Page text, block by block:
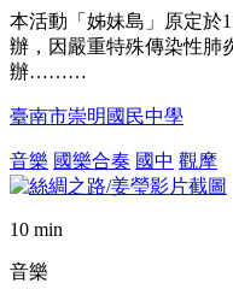
本活動「姊妹島」原定於
辦，因嚴重特殊傳染性肺
辦………
臺南市崇明國民中學
音樂 國樂合奏 國中 觀摩
10 min
音樂